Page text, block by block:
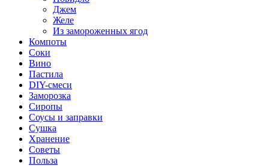
Джем
Желе
Из замороженных ягод
Компоты
Соки
Вино
Пастила
DIY-смеси
Заморозка
Сиропы
Соусы и заправки
Сушка
Хранение
Советы
Польза